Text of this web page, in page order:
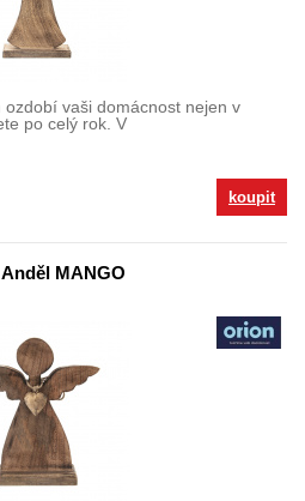
ozdobí vaši domácnost nejen v
po celý rok. V
koupit
MANGO